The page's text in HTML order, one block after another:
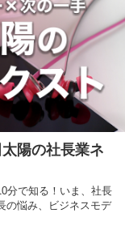
陽の社長業ネ
分で知る！いま、社長
の悩み、ビジネスモデ